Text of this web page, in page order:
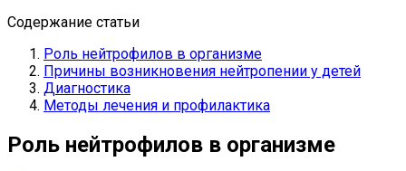
Содержание статьи
Роль нейтрофилов в организме
Причины возникновения нейтропении у детей
Диагностика
Методы лечения и профилактика
Роль нейтрофилов в организме